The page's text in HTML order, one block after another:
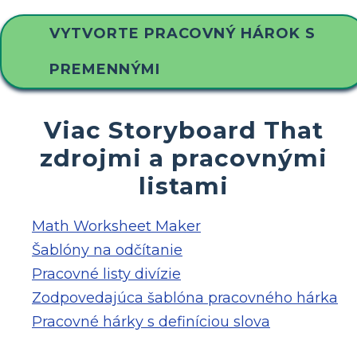
VYTVORTE PRACOVNÝ HÁROK S
PREMENNÝMI
Viac Storyboard That
zdrojmi a pracovnými
listami
Math Worksheet Maker
Šablóny na odčítanie
Pracovné listy divízie
Zodpovedajúca šablóna pracovného hárka
Pracovné hárky s definíciou slova